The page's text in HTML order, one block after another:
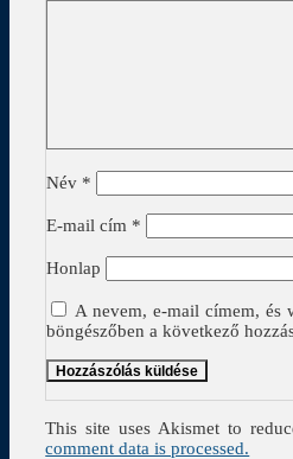
Név *
E-mail cím *
Honlap
A nevem, e-mail címem, és
böngészőben a következő
This site uses Akismet to
comment data is processed.